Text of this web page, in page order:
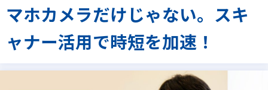
マホカメラだけじゃない。スキ
ャナー活用で時短を加速！